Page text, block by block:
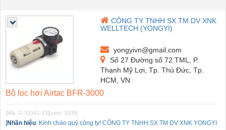
CÔNG TY TNHH SX TM DV XNK
WELLTECH (YONGYI)
yongyivn@gmail.com
Số 27 Đường số 72 TML, P.
Thạnh Mỹ Lợi, Tp. Thủ Đức, Tp.
HCM, VN
Bộ lọc hơi Airtac BFR-3000
[Mã: G-33341-23][xem: 3939]
[Nhãn hiệu: Kính chào quý công ty! CÔNG TY TNHH SX TM DV XNK YONGYI